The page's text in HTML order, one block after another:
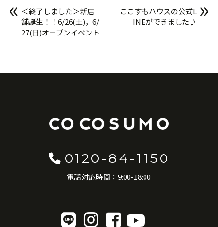
« ＜終了しました＞新店
舗誕生！！6/26(土)，6/
27(日)オープンイベント
ここすもハウスの公式L
INEができました♪ »
0120-84-1150
電話対応時間：9:00-18:00